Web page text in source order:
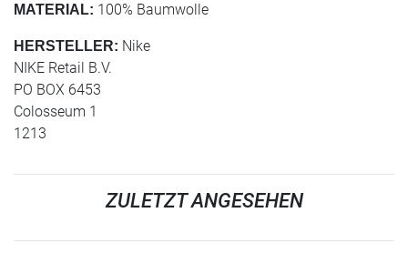
MATERIAL: 100% Baumwolle
HERSTELLER: Nike
NIKE Retail B.V.
PO BOX 6453
Colosseum 1
1213
ZULETZT ANGESEHEN